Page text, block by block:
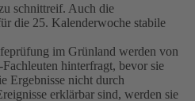
schnittreif. Auch die
die 25. Kalenderwoche stabile
im Grünland werden von
hinterfragt, bevor sie
Ergebnisse nicht durch
erklärbar sind, werden sie